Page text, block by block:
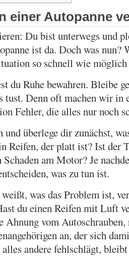
einer Autopanne
Du bist unterwegs und
ist da. Doch was nun?
so schnell wie möglich
du Ruhe bewahren. Bleibe
tust. Denn oft machen wir in
Fehler, die alles nur noch
überlege dir zunächst,
Reifen, der platt ist? Ist der
am Motor? Je
was zu tun ist.
was das Problem ist,
du einen Reifen mit Luft
Ahnung vom
an, der sich
andere fehlschlägt,